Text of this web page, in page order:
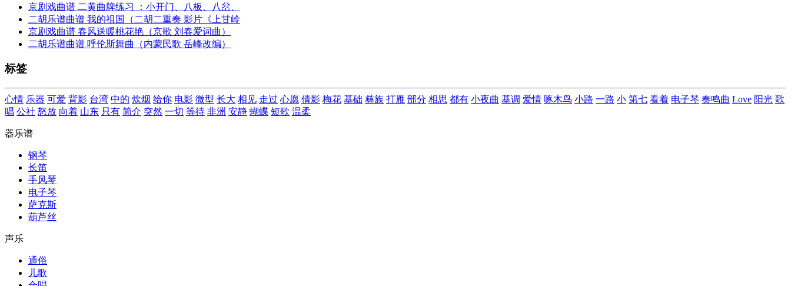
京剧戏曲谱 二黄曲牌练习 ：小开门、八板、八岔、
二胡乐谱曲谱 我的祖国（二胡二重奏 影片《上甘岭
京剧戏曲谱 春风送暖桃花艳（京歌 刘春爱词曲）
二胡乐谱曲谱 呼伦斯舞曲（内蒙民歌 岳峰改编）
标签
心情 乐器 可爱 背影 台湾 中的 炊烟 给你 电影 微型 长大 相见 走过 心愿 倩影 梅花 基础 彝族 打雁 部分 相思 都有 小夜曲 基调 爱情 啄木鸟 小路 一路 小 第七 看着 电子琴 奏鸣曲 Love 阳光 歌
唱 公社 怒放 向着 山东 只有 简介 突然 一切 等待 非洲 安静 蝴蝶 短歌 温柔
器乐谱
钢琴
长笛
手风琴
电子琴
萨克斯
葫芦丝
声乐
通俗
儿歌